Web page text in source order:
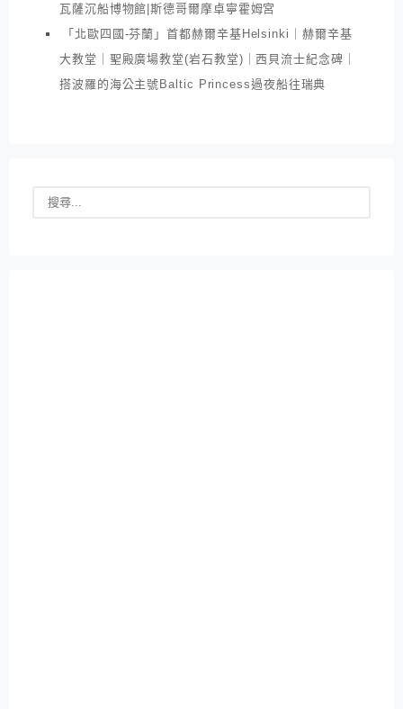
瓦薩沉船博物館|斯德哥爾摩卓寧霍姆宮
「北歐四國-芬蘭」首都赫爾辛基Helsinki｜赫爾辛基
大教堂｜聖殿廣場教堂(岩石教堂)｜西貝流士紀念碑｜
搭波羅的海公主號Baltic Princess過夜船往瑞典